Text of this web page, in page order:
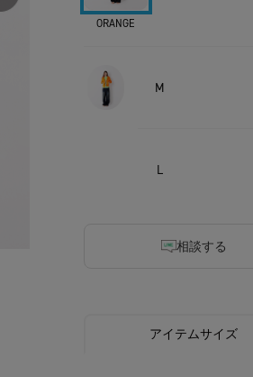
ORANGE
M
L
相談する
アイテムサイズ